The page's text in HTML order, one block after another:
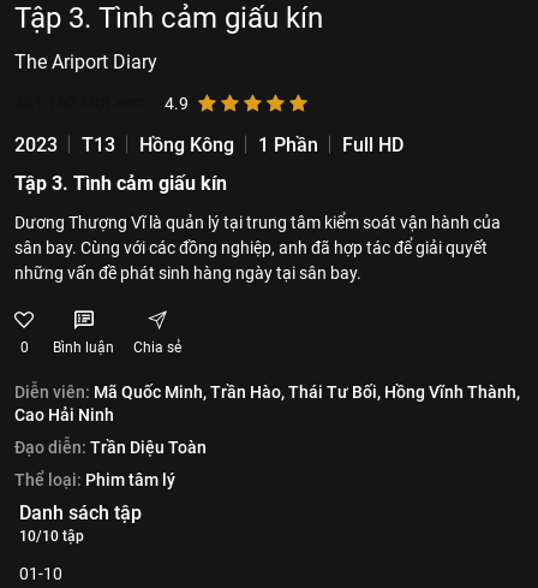
Tập 3. Tình cảm giấu kín
The Ariport Diary
4.9
2023 T13 Hồng Kông 1 Phần
Full HD
Tập 3. Tình cảm giấu kín
Dương Thượng Vĩ là quản lý tại trung tâm kiểm soát vận hành của
sân bay. Cùng với các đồng nghiệp, anh đã hợp tác để giải quyết
những vấn đề phát sinh hàng ngày tại sân bay.
0 Bình luận Chia sẻ
Diễn viên: Mã Quốc Minh,Trần Hào,Thái Tư Bối, Hồng Vĩnh Thành,
Cao Hải Ninh
Đạo diễn: Trần Diệu Toàn
Thể loại: Phim tâm lý
Danh sách tập
10/10 tập
01-10